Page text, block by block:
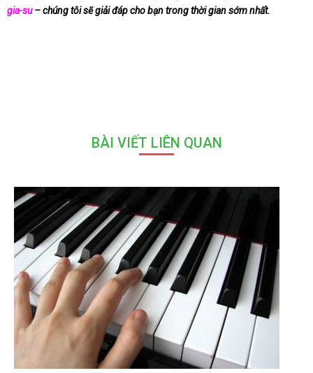
gia-su – chúng tôi sẽ giải đáp cho bạn trong thời gian sớm nhất.
BÀI VIẾT LIÊN QUAN